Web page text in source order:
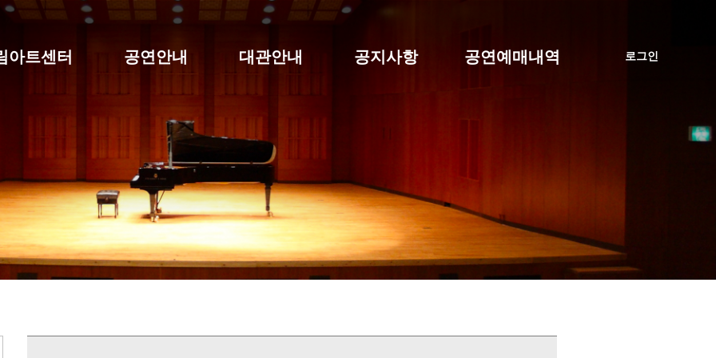
아트센터 공연안내 대관안내 공지사항 공연예매내역 로그인